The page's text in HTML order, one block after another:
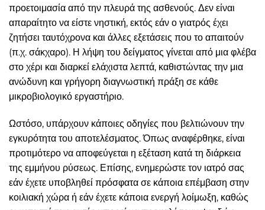
προετοιμασία από την πλευρά της ασθενούς. Δεν είναι
απαραίτητο να είστε νηστική, εκτός εάν ο γιατρός έχει
ζητήσει ταυτόχρονα και άλλες εξετάσεις που το απαιτούν
(π.χ. σάκχαρο). Η λήψη του δείγματος γίνεται από μια φλέβα
στο χέρι και διαρκεί ελάχιστα λεπτά, καθιστώντας την μια
ανώδυνη και γρήγορη διαγνωστική πράξη σε κάθε
μικροβιολογικό εργαστήριο.
Ωστόσο, υπάρχουν κάποιες οδηγίες που βελτιώνουν την
εγκυρότητα του αποτελέσματος. Όπως αναφέρθηκε, είναι
προτιμότερο να αποφεύγεται η εξέταση κατά τη διάρκεια
της εμμήνου ρύσεως. Επίσης, ενημερώστε τον ιατρό σας
εάν έχετε υποβληθεί πρόσφατα σε κάποια επέμβαση στην
κοιλιακή χώρα ή εάν έχετε κάποια ενεργή λοίμωξη, καθώς